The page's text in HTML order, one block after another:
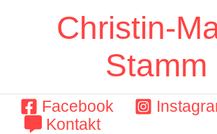
Christin-
Stamm
Facebook
Kontakt